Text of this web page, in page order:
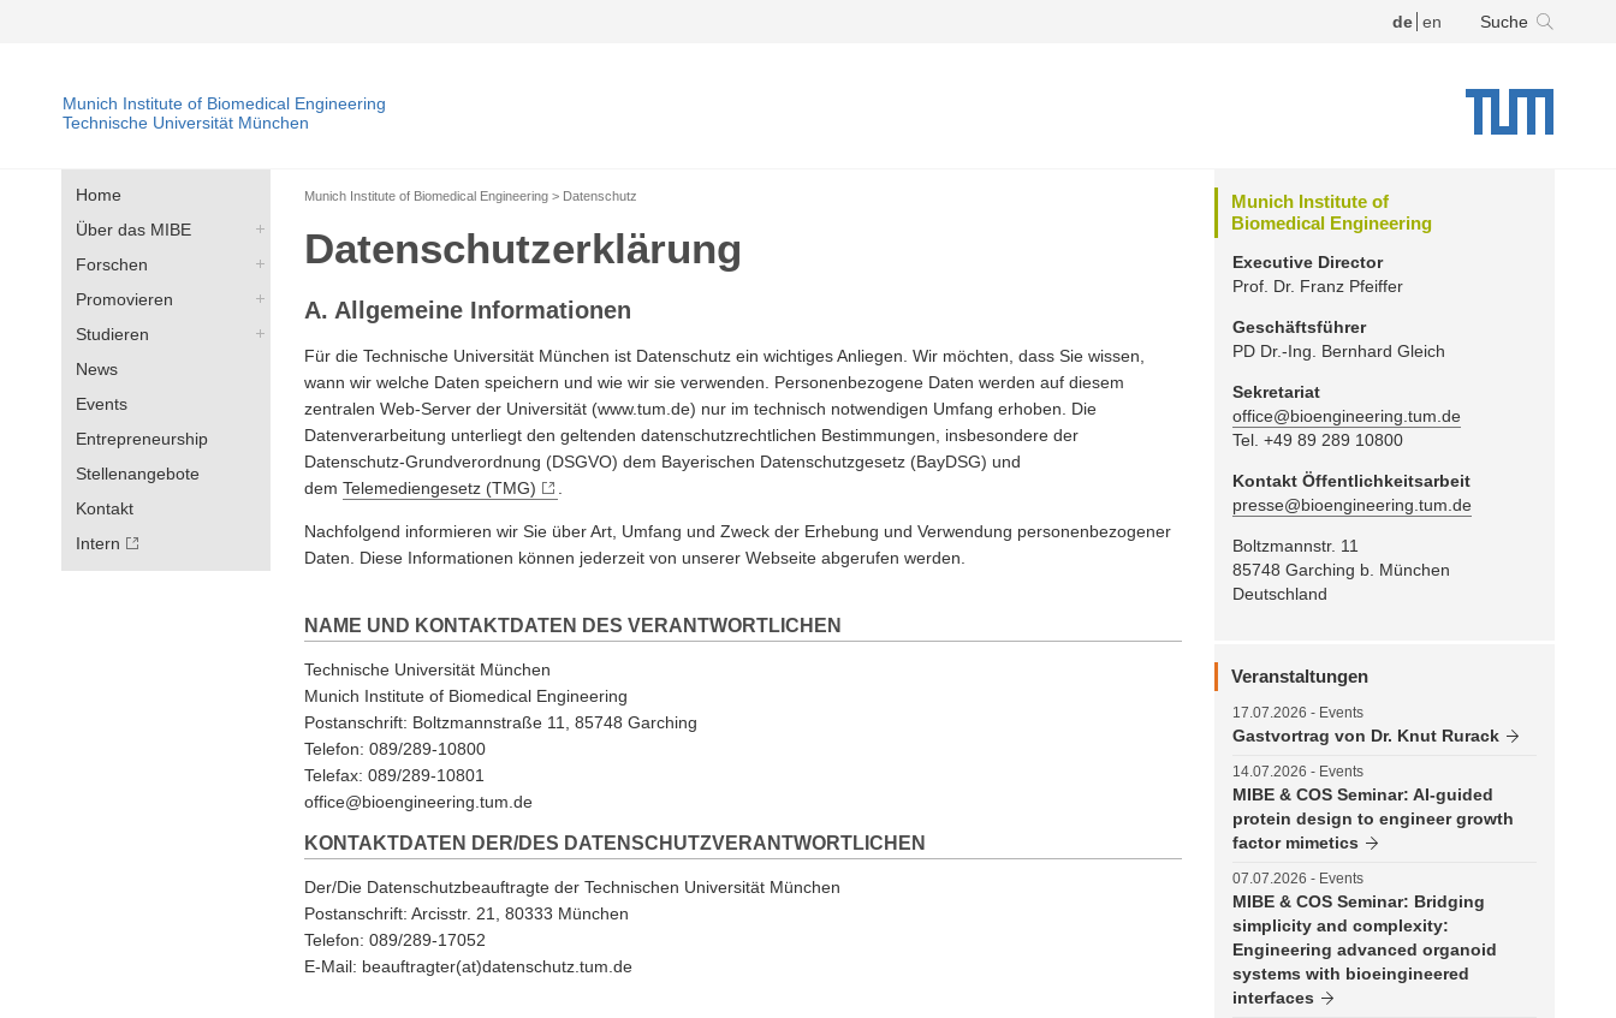
de en Suche
Munich Institute of Biomedical Engineering
Technische Universität München
Home
Über das MIBE
Forschen
Promovieren
Studieren
News
Events
Entrepreneurship
Stellenangebote
Kontakt
Intern
Munich Institute of Biomedical Engineering Datenschutz
Datenschutzerklärung
A. Allgemeine Informationen
Für die Technische Universität München ist Datenschutz ein wichtiges Anliegen. Wir möchten, dass Sie wissen,
wann wir welche Daten speichern und wie wir sie verwenden. Personenbezogene Daten werden auf diesem
zentralen Web-Server der Universität (www.tum.de) nur im technisch notwendigen Umfang erhoben. Die
Datenverarbeitung unterliegt den geltenden datenschutzrechtlichen Bestimmungen, insbesondere der
Datenschutz-Grundverordnung (DSGVO) dem Bayerischen Datenschutzgesetz (BayDSG) und
demTelemediengesetz (TMG)
Nachfolgend informieren wir Sie über Art, Umfang und Zweck der Erhebung und Verwendung personenbezogener
Daten. Diese Informationen können jederzeit von unserer Webseite abgerufen werden.
NAME UND KONTAKTDATEN DES VERANTWORTLICHEN
Technische Universität München
Munich Institute of Biomedical Engineering
Postanschrift: Boltzmannstraße 11, 85748 Garching
Telefon: 089/289-10800
Telefax: 089/289-10801
office@bioengineering.tum.de
KONTAKTDATEN DER/DES DATENSCHUTZVERANTWORTLICHEN
Der/Die Datenschutzbeauftragte der Technischen Universität München
Postanschrift: Arcisstr. 21, 80333 München
Telefon: 089/289-17052
E-Mail: beauftragter(at)datenschutz.tum.de
Munich Institute of
Biomedical Engineering
Executive Director
Prof. Dr. Franz Pfeiffer
Geschäftsführer
PD Dr.-Ing. Bernhard Gleich
Sekretariat
office@bioengineering.tum.de
Tel. +49 89 289 10800
Kontakt Öffentlichkeitsarbeit
presse@bioengineering.tum.de
Boltzmannstr. 11
85748 Garching b. München
Deutschland
Veranstaltungen
17.07.2026- Events
Gastvortrag von Dr. Knut Rurack
14.07.2026- Events
MIBE & COS Seminar: AI-guided
protein design to engineer growth
factor mimetics
07.07.2026- Events
MIBE & COS Seminar: Bridging
simplicity and complexity:
Engineering advanced organoid
systems with bioeingineered
interfaces